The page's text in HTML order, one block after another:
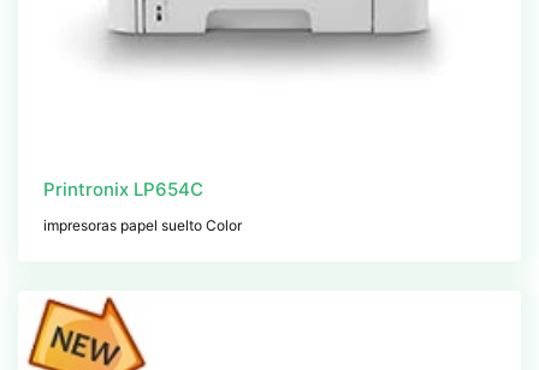
Printronix LP654C
impresoras papel suelto Color